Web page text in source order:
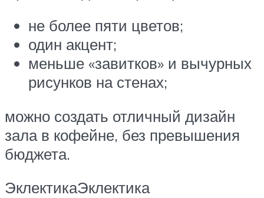
не более пяти цветов;
один акцент;
меньше «завитков» и вычурных
рисунков на стенах;
можно создать отличный дизайн
зала в кофейне, без превышения
бюджета.
ЭклектикаЭклектика